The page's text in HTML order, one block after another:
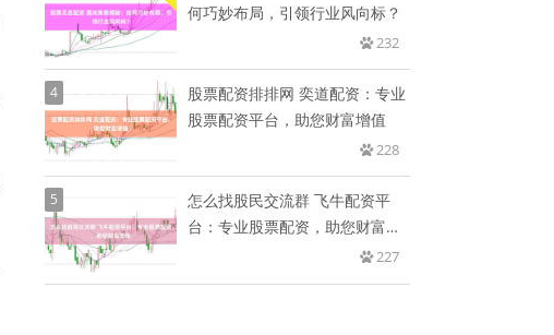
何巧妙布局，引领行业风向标？
232
4
股票配资排排网 奕道配资：专业
股票配资平台，助您财富增值
228
5
怎么找股民交流群 飞牛配资平
台：专业股票配资，助您财富增
227